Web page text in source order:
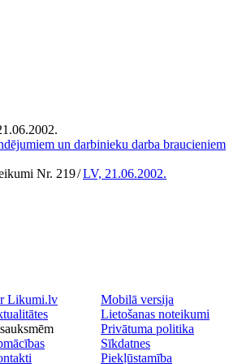
un darbinieku darba braucieniem
Nr. 219/LV, 21.06.2002.
Likumi.lv
Mobilā versija
Lietošanas noteikumi
Privātuma politika
Sīkdatnes
Piekļūstamība